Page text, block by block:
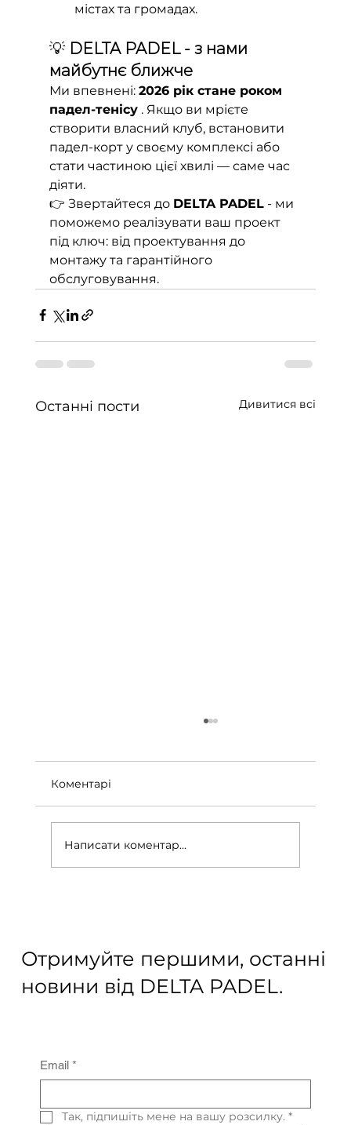
містах та громадах.
💡 DELTA PADEL - з нами
майбутнє ближче
Ми впевнені: 2026 рік стане роком
падел-тенісу . Якщо ви мрієте
створити власний клуб, встановити
падел-корт у своєму комплексі або
стати частиною цієї хвилі — саме час
діяти.
👉 Звертайтеся до DELTA PADEL - ми
поможемо реалізувати ваш проект
під ключ: від проектування до
монтажу та гарантійного
обслуговування.
Останні пости Дивитися всі
Коментарі
Написати коментар...
Отримуйте першими, останні
новини від DELTA PADEL.
Email *
Так, підпишіть мене на вашу розсилку. *